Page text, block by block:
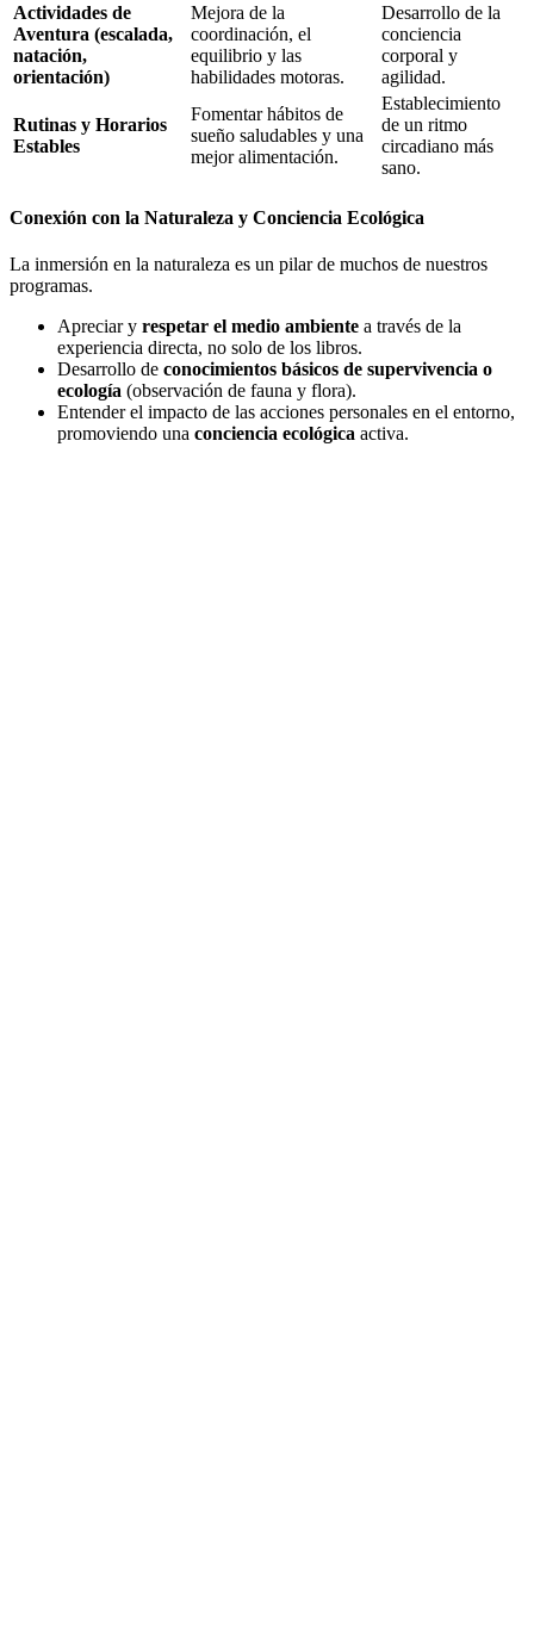
Actividades de
Aventura (escalada,
natación,
orientación)
Mejora de la
coordinación, el
equilibrio y las
habilidades motoras.
Desarrollo de la
conciencia
corporal y
agilidad.
Rutinas y Horarios
Estables
Fomentar hábitos de
sueño saludables y una
mejor alimentación.
Establecimiento
de un ritmo
circadiano más
sano.
Conexión con la Naturaleza y Conciencia Ecológica
La inmersión en la naturaleza es un pilar de muchos de nuestros
programas.
Apreciar y respetar el medio ambiente a través de la
experiencia directa, no solo de los libros.
Desarrollo de conocimientos básicos de supervivencia o
ecología (observación de fauna y flora).
Entender el impacto de las acciones personales en el entorno,
promoviendo una conciencia ecológica activa.